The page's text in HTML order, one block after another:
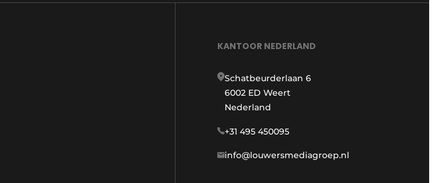
KANTOOR NEDERLAND
Schatbeurderlaan 6
6002 ED Weert
Nederland
+31 495 450095
info@louwersmediagroep.nl